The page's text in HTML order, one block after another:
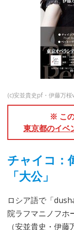
(c)安並貴史pf・伊藤万
※ こ
東京都のイベ
チャイコ：
「大公」
ロシア語で「
院ラフマニノフホ
（安並貴史・伊